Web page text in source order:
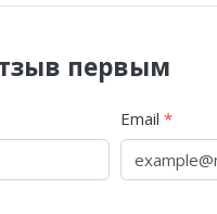
первым
Email *